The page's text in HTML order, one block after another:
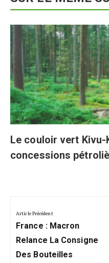
Le couloir vert Kivu-
concessions
de
l’article
Article Précédent
Previous
Post:
France : Macron
Relance La Consigne
Des Bouteilles